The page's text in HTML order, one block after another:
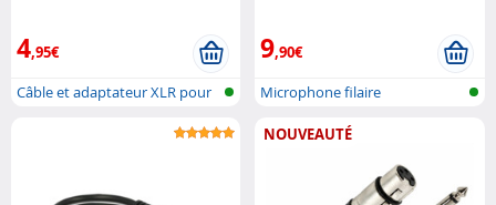
4,95€
Câble et adaptateur XLR pour
9,90€
Microphone filaire
NOUVEAUTÉ